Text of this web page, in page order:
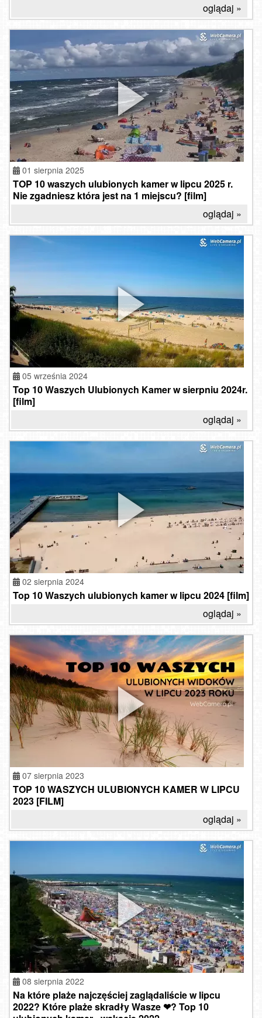
oglądaj »
01 sierpnia 2025
TOP 10 waszych ulubionych kamer w lipcu 2025 r.
Nie zgadniesz która jest na 1 miejscu? [film]
oglądaj »
05 września 2024
Top 10 Waszych Ulubionych Kamer w sierpniu 2024r.
[film]
oglądaj »
02 sierpnia 2024
Top 10 Waszych ulubionych kamer w lipcu 2024 [film]
oglądaj »
07 sierpnia 2023
TOP 10 WASZYCH ULUBIONYCH KAMER W LIPCU
2023 [FILM]
oglądaj »
08 sierpnia 2022
Na które plaże najczęściej zaglądaliście w lipcu
2022? Które plaże skradły Wasze ❤? Top 10